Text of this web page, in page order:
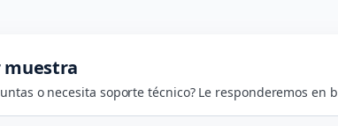
muestra
o necesita soporte técnico? Le responderemos en